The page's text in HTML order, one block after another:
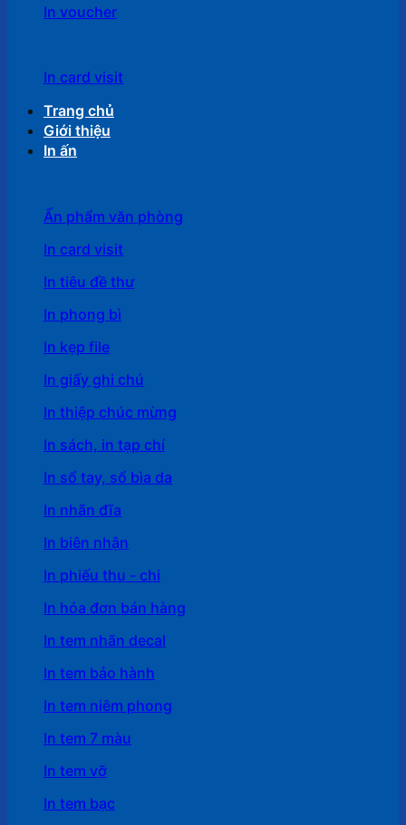
In voucher
In card visit
Trang chủ
Giới thiệu
In ấn
Ấn phẩm văn phòng
In card visit
In tiêu đề thư
In phong bì
In kẹp file
In giấy ghi chú
In thiệp chúc mừng
In sách, in tạp chí
In sổ tay, sổ bìa da
In nhãn đĩa
In biên nhận
In phiếu thu - chi
In hóa đơn bán hàng
In tem nhãn decal
In tem bảo hành
In tem niêm phong
In tem 7 màu
In tem vỡ
In tem bạc